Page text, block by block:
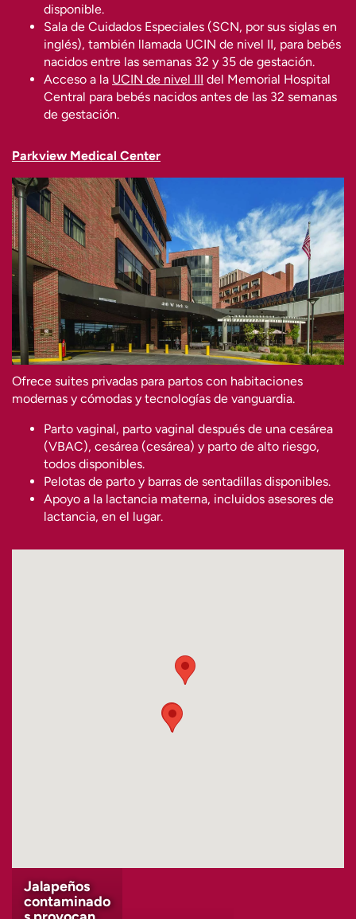
disponible.
Sala de Cuidados Especiales (SCN, por sus siglas en
inglés), también llamada UCIN de nivel II, para bebés
nacidos entre las semanas 32 y 35 de gestación.
Acceso a la UCIN de nivel III del Memorial Hospital
Central para bebés nacidos antes de las 32 semanas
de gestación.
Parkview Medical Center
Ofrece suites privadas para partos con habitaciones
modernas y cómodas y tecnologías de vanguardia.
Parto vaginal, parto vaginal después de una cesárea
(VBAC), cesárea (cesárea) y parto de alto riesgo,
todos disponibles.
Pelotas de parto y barras de sentadillas disponibles.
Apoyo a la lactancia materna, incluidos asesores de
lactancia, en el lugar.
Jalapeños
contaminado